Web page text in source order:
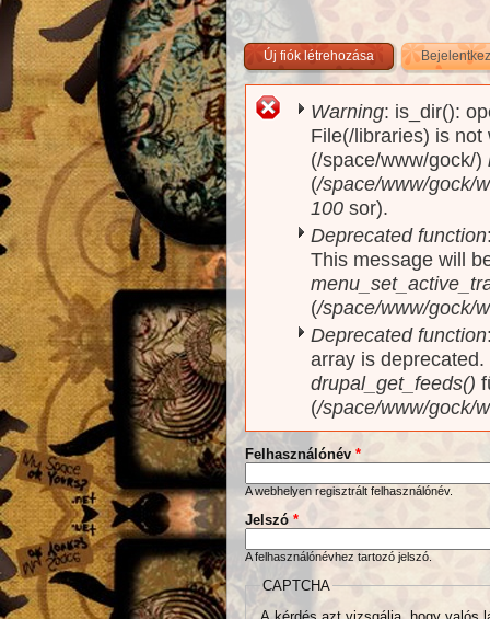
Új fiók létrehozása
Hibaüzenet
Warning: is_dir():
File(/libraries) is
(/space/www/gock/)
(/space/www/gock/
100 sor).
Deprecated function
This message will
(/space/www/gock/
Deprecated function
array is
drupal_get_feeds()
(/space/www/gock/
Felhasználónév *
A webhelyen regisztrált felhasználónév.
Jelszó *
A felhasználónévhez tartozó jelszó.
CAPTCHA